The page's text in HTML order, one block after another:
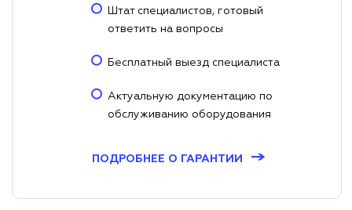
Штат специалистов, готовый
ответить на вопросы
Бесплатный выезд специалиста
Актуальную документацию по
обслуживанию оборудования
ПОДРОБНЕЕ О ГАРАНТИИ→